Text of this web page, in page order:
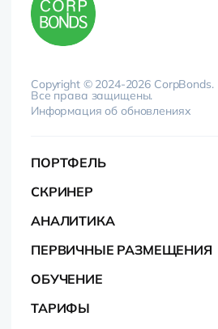
Copyright © 2024-2026 CorpBonds.
Все права защищены.
Информация об обновлениях
ПОРТФЕЛЬ
СКРИНЕР
АНАЛИТИКА
ПЕРВИЧНЫЕ РАЗМЕЩЕНИЯ
ОБУЧЕНИЕ
ТАРИФЫ